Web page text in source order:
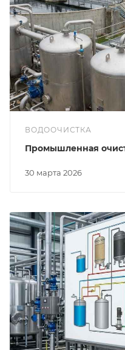
ВОДООЧИСТКА
30 марта 2026
Промышленная